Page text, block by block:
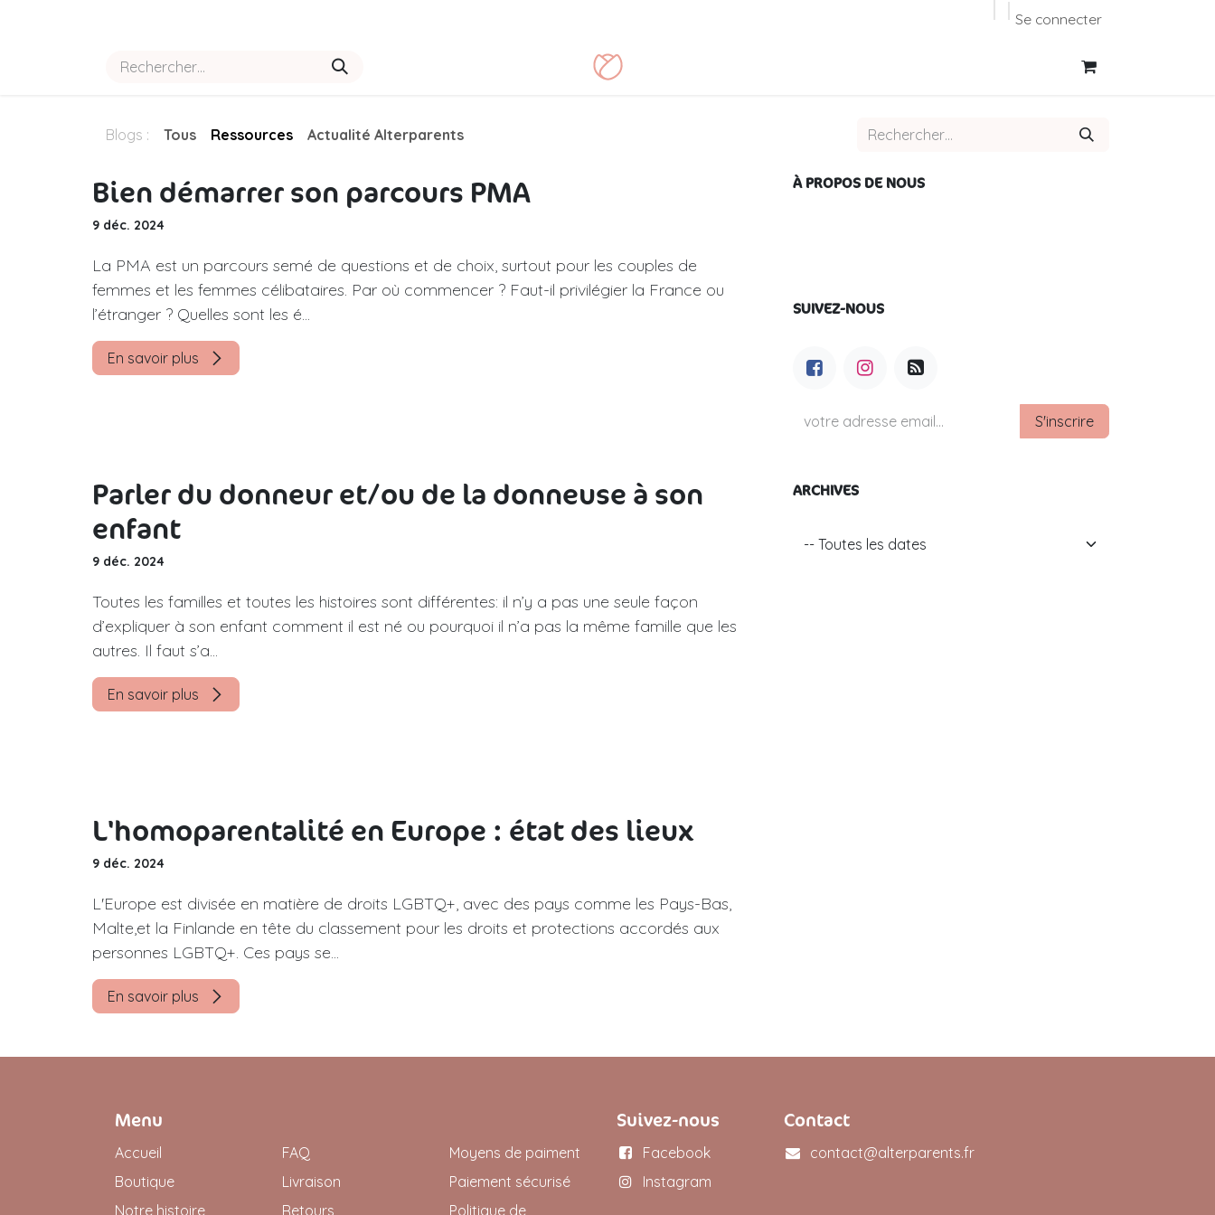
Se connecter
Blogs : Tous Ressources Actualité Alterparents
Bien démarrer son parcours PMA
9 déc. 2024
La PMA est un parcours semé de questions et de choix, surtout pour les couples de
femmes et les femmes célibataires. Par où commencer ? Faut-il privilégier la France ou
l’étranger ? Quelles sont les é...
En savoir plus
Parler du donneur et/ou de la donneuse à son
enfant
9 déc. 2024
Toutes les familles et toutes les histoires sont différentes: il n’y a pas une seule façon
d’expliquer à son enfant comment il est né ou pourquoi il n’a pas la même famille que les
autres. Il faut s’a...
En savoir plus
L'homoparentalité en Europe : état des lieux
9 déc. 2024
L'Europe est divisée en matière de droits LGBTQ+, avec des pays comme les Pays-Bas,
Malte,et la Finlande en tête du classement pour les droits et protections accordés aux
personnes LGBTQ+. Ces pays se...
En savoir plus
À PROPOS DE NOUS
SUIVEZ-NOUS
S'inscrire
ARCHIVES
Menu
Accueil
Boutique
Notre histoire
Suivez-nous
Facebook
Instagram
Contact
contact@alterparents.fr
Moyens de paiment
Paiement sécurisé
Politique de
FAQ
Livraison
Retours